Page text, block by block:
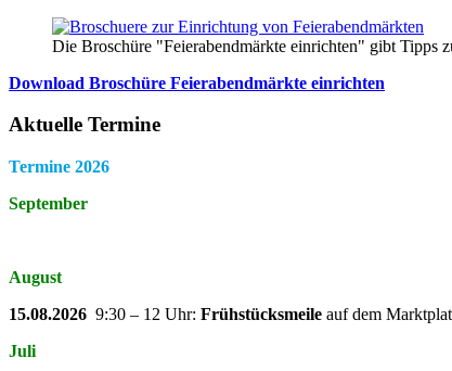
Die Broschüre "Feierabendmärkte einrichten" gibt Tipps
Download Broschüre Feierabendmärkte einrichten
Aktuelle Termine
Termine 2026
September
August
15.08.2026 9:30 – 12 Uhr: Frühstücksmeile auf dem
Juli